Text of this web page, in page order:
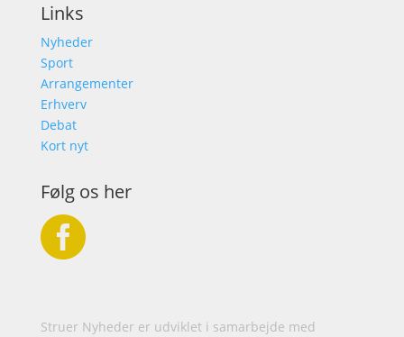
Links
Nyheder
Sport
Arrangementer
Erhverv
Debat
Kort nyt
Følg os her

Struer Nyheder er udviklet i samarbejde med